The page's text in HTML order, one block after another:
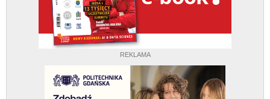
REKLAMA